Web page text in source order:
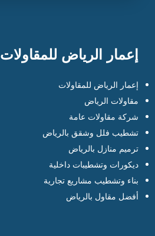
إعمار الرياض للمقاولات 0569557581
إعمار الرياض للمقاولات
مقاولات الرياض
شركة مقاولات عامة
تشطيب فلل وشقق بالرياض
ترميم منازل بالرياض
ديكورات وتشطيبات داخلية
بناء وتشطيب مشاريع تجارية
أفضل مقاول بالرياض